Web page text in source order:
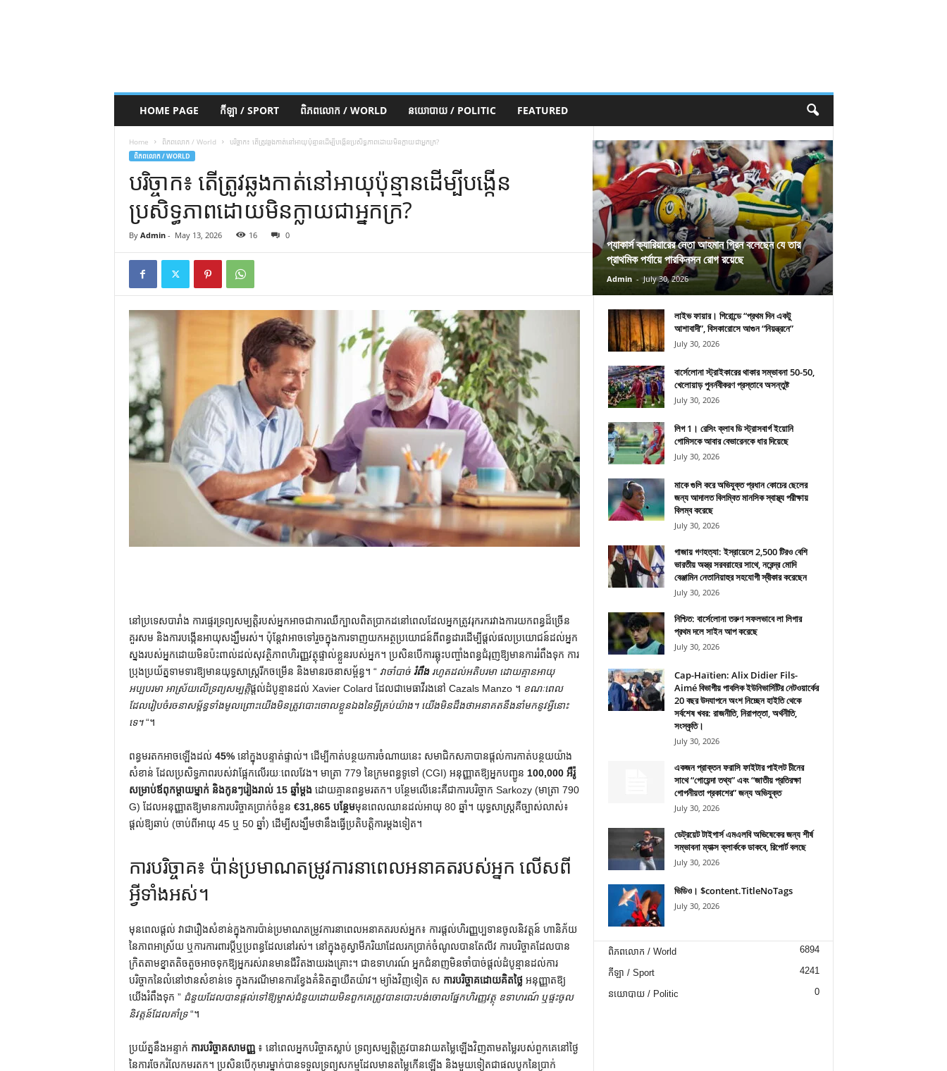
HOME PAGE កីឡា / SPORT ពិភពលោក / WORLD នយោបាយ / POLITIC FEATURED
Home ពិភពលោក / World បរិច្ចាក៖ តើ​ត្រូវ​ឆ្លង​កាត់​នៅ​អាយុ​ប៉ុន្មាន​ដើម្បី​បង្កើន​ប្រសិទ្ធភាព​ដោយ​មិន​ក្លាយ​ជា​អ្នក​ក្រ?
ពិភពលោក / WORLD
បរិច្ចាក៖ តើ​ត្រូវ​ឆ្លង​កាត់​នៅ​អាយុ​ប៉ុន្មាន​ដើម្បី​បង្កើន​
ប្រសិទ្ធភាព​ដោយ​មិន​ក្លាយ​ជា​អ្នក​ក្រ?
By Admin- May 13, 2026 16 0
នៅប្រទេសបារាំង ការផ្ទេរទ្រព្យសម្បត្តិរបស់អ្នកអាចជាការឈឺក្បាលពិតប្រាកដនៅពេលដែលអ្នកត្រូវរុករករវាងការយកពន្ធដ៏ច្រើន
គួរសម និងការបង្កើនអាយុសង្ឃឹមរស់។ ប៉ុន្តែវាអាចទៅរួចក្នុងការទាញយកអត្ថប្រយោជន៍ពីពន្ធដារដើម្បីផ្តល់ផលប្រយោជន៍ដល់អ្នក
ស្នងរបស់អ្នកដោយមិនប៉ះពាល់ដល់សុវត្ថិភាពហិរញ្ញវត្ថុផ្ទាល់ខ្លួនរបស់អ្នក។ ប្រសិនបើការឆ្លុះបញ្ចាំងពន្ធជំរុញឱ្យមានការរំពឹងទុក ការ
ប្រុងប្រយ័ត្នទាមទារឱ្យមានយុទ្ធសាស្ត្ររីកចម្រើន និងមានរចនាសម្ព័ន្ធ។ “ វាចាំបាច់ រំពឹងរហូតដល់អតិបរមា ដោយគ្មានអាយុ
អប្បបរមា អាស្រ័យលើទ្រព្យសម្បត្តិផ្តល់ដំបូន្មានដល់ Xavier Colard ដែលជាមេធាវីរងនៅ Cazals Manzo ។ ខណៈ​ពេល​
ដែល​រៀបចំ​រចនាសម្ព័ន្ធ​ទាំងមូល​ព្រោះ​យើង​មិន​ត្រូវ​បោះចោល​ខ្លួន​ឯង​នៃ​អ្វី​គ្រប់​យ៉ាង​។ យើងមិនដឹងថាអនាគតនឹងនាំមកនូវអ្វីនោះ
ទេ។“។
ពន្ធមរតកអាចឡើងដល់ 45%នៅក្នុងបន្ទាត់ផ្ទាល់។ ដើម្បីកាត់បន្ថយការចំណាយនេះ សមាជិកសភាបានផ្តល់ការកាត់បន្ថយយ៉ាង
សំខាន់ ដែលប្រសិទ្ធភាពរបស់វាផ្អែកលើរយៈពេលវែង។ មាត្រា 779 នៃក្រមពន្ធទូទៅ (CGI) អនុញ្ញាតឱ្យអ្នកបញ្ជូន 100,000 អឺរ៉ូ
សម្រាប់ឪពុកម្តាយម្នាក់ និងកូនៗរៀងរាល់ 15 ឆ្នាំម្តង ដោយគ្មានពន្ធមរតក។ បន្ថែមលើនេះគឺជាការបរិច្ចាក Sarkozy (មាត្រា 790
G) ដែលអនុញ្ញាតឱ្យមានការបរិច្ចាគប្រាក់ចំនួន €31,865 បន្ថែមមុនពេលឈានដល់អាយុ 80 ឆ្នាំ។ យុទ្ធសាស្ត្រគឺច្បាស់លាស់៖
ផ្តល់ឱ្យឆាប់ (ចាប់ពីអាយុ 45 ឬ 50 ឆ្នាំ) ដើម្បីសង្ឃឹមថានឹងធ្វើប្រតិបត្តិការម្តងទៀត។
ការបរិច្ចាគ៖ ប៉ាន់ប្រមាណតម្រូវការនាពេលអនាគតរបស់អ្នក លើសពី
អ្វីទាំងអស់។
មុនពេលផ្តល់ វាជារឿងសំខាន់ក្នុងការប៉ាន់ប្រមាណតម្រូវការនាពេលអនាគតរបស់អ្នក៖ ការផ្តល់ហិរញ្ញប្បទានចូលនិវត្តន៍ ហានិភ័យ
នៃភាពអាស្រ័យ ឬការការពារប្តីឬប្រពន្ធដែលនៅរស់។ នៅក្នុងគូស្វាមីភរិយាដែលរកប្រាក់ចំណូលបានតែលីវ ការបរិច្ចាគដែលបាន
ក្រិតតាមខ្នាតតិចតួចអាចទុកឱ្យអ្នករស់រានមានជីវិតងាយរងគ្រោះ។ ជាឧទាហរណ៍ អ្នកជំនាញមិនចាំបាច់ផ្តល់ដំបូន្មានដល់ការ
បរិច្ចាកនៃលំនៅឋានសំខាន់ទេ ក្នុងករណីមានការខ្វែងគំនិតគ្នាយឺតយ៉ាវ។ ម្យ៉ាងវិញទៀត ស ការបរិច្ចាគដោយគិតថ្លៃ អនុញ្ញាតឱ្យ
យើងរំពឹងទុក ” ជំនួយដែលបានផ្តល់ទៅឱ្យម្ចាស់ជំនួយដោយមិនពួកគេត្រូវបានបោះបង់ចោលផ្នែកហិរញ្ញវត្ថុ ឧទាហរណ៍ ឬផ្ទះចូល
និវត្តន៍ដែលគាំទ្រ“។
ប្រយ័ត្ននឹងអន្ទាក់ ការបរិច្ចាគសាមញ្ញ៖ នៅពេលអ្នកបរិច្ចាគស្លាប់ ទ្រព្យសម្បត្តិត្រូវបានវាយតម្លៃឡើងវិញតាមតម្លៃរបស់ពួកគេនៅថ្ងៃ
នៃការចែករំលែកមរតក។ ប្រសិនបើកុមារម្នាក់បានទទួលទ្រព្យសកម្មដែលមានតម្លៃកើនឡើង និងមួយទៀតជាផលបូកនៃប្រាក់
প্যাকার্স ক্যারিয়ারের নেতা আহমান গ্রিন বলেছেন যে তার
প্রাথমিক পর্যায়ে পারকিনসন রোগ রয়েছে
Admin - July 30, 2026
লাইভ ফায়ার। গিরোন্ডে “প্রথম দিন একটু
আশাবাদী”, বিসকারোসে আগুন “নিয়ন্ত্রনে”
July 30, 2026
বার্সেলোনা স্ট্রাইকারের থাকার সম্ভাবনা 50-50,
খেলোয়াড় পুনর্নবীকরণ প্রস্তাবে অসন্তুষ্ট
July 30, 2026
লিগ 1। রেসিং ক্লাব ডি স্ট্রাসবার্গ ইয়োনি
গোমিসকে আবার বেভারেনকে ধার দিয়েছে
July 30, 2026
মাকে গুলি করে অভিযুক্ত প্রধান কোচের ছেলের
জন্য আদালত বিলম্বিত মানসিক স্বাস্থ্য পরীক্ষায়
বিলম্ব করেছে
July 30, 2026
গাজায় গণহত্যা: ইস্রায়েলে 2,500 টিরও বেশি
ভারতীয় অস্ত্র সরবরাহের সাথে, নরেন্দ্র মোদি
বেঞ্জামিন নেতানিয়াহুর সহযোগী স্বীকার করেছেন
July 30, 2026
নিশ্চিত: বার্সেলোনা তরুণ সফলভাবে লা লিগার
প্রথম দলে সাইন আপ করেছে
July 30, 2026
Cap-Haïtien: Alix Didier Fils-
Aimé বিভাগীয় পাবলিক ইউনিভার্সিটির নেটওয়ার্কের
20 বছর উদযাপনে অংশ নিচ্ছেন হাইতি থেকে
সর্বশেষ খবর: রাজনীতি, নিরাপত্তা, অর্থনীতি,
সংস্কৃতি।
July 30, 2026
একজন প্রাক্তন ফরাসি ফাইটার পাইলট চীনের
সাথে “গোয়েন্দা তথ্য” এবং “জাতীয় প্রতিরক্ষা
গোপনীয়তা প্রকাশের” জন্য অভিযুক্ত
July 30, 2026
ডেট্রয়েট টাইগার্স এমএলবি অভিষেকের জন্য শীর্ষ
সম্ভাবনা ম্যাক্স ক্লার্ককে ডাকবে, রিপোর্ট বলছে
July 30, 2026
ভিডিও। $content.TitleNoTags
July 30, 2026
ពិភពលោក / World 6894
កីឡា / Sport 4241
នយោបាយ / Politic 0